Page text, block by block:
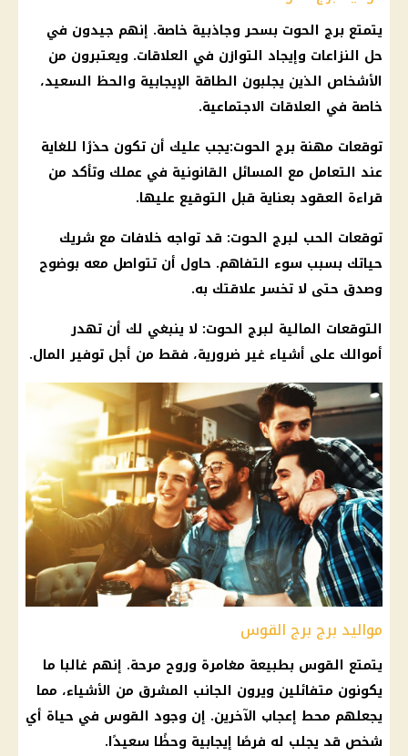
يتمتع برج الحوت بسحر وجاذبية خاصة. إنهم جيدون في
حل النزاعات وإيجاد التوازن في العلاقات. ويعتبرون من
الأشخاص الذين يجلبون الطاقة الإيجابية والحظ السعيد،
خاصة في العلاقات الاجتماعية.
توقعات مهنة برج الحوت:يجب عليك أن تكون حذرًا للغاية
عند التعامل مع المسائل القانونية في عملك وتأكد من
قراءة العقود بعناية قبل التوقيع عليها.
توقعات الحب لبرج الحوت: قد تواجه خلافات مع شريك
حياتك بسبب سوء التفاهم. حاول أن تتواصل معه بوضوح
وصدق حتى لا تخسر علاقتك به.
التوقعات المالية لبرج الحوت: لا ينبغي لك أن تهدر
أموالك على أشياء غير ضرورية، فقط من أجل توفير المال.
مواليد برج برج القوس
يتمتع القوس بطبيعة مغامرة وروح مرحة. إنهم غالبا ما
يكونون متفائلين ويرون الجانب المشرق من الأشياء، مما
يجعلهم محط إعجاب الآخرين. إن وجود القوس في حياة أي
شخص قد يجلب له فرصًا إيجابية وحظًا سعيدًا.